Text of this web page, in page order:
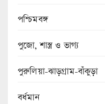
পশ্চিমবঙ্গ
পুজো, শাস্ত্র ও ভাগ্য
পুরুলিয়া-ঝাড়গ্রাম-বাঁকুড়া
বর্ধমান